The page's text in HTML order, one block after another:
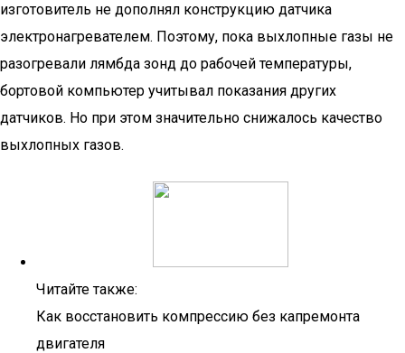
изготовитель не дополнял конструкцию датчика
электронагревателем. Поэтому, пока выхлопные газы не
разогревали лямбда зонд до рабочей температуры,
бортовой компьютер учитывал показания других
датчиков. Но при этом значительно снижалось качество
выхлопных газов.
Читайте также:
Как восстановить компрессию без капремонта
двигателя